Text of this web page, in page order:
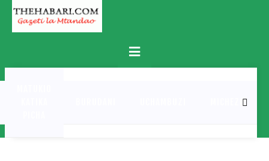
Skip
content
Primary
Menu
MICHEZO